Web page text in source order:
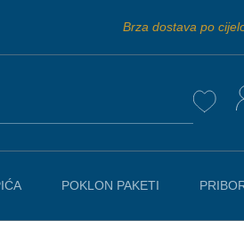
Brza dostava po
POKLON PAKETI